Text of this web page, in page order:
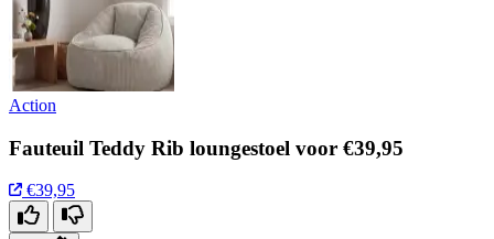
Action
Fauteuil Teddy Rib loungestoel voor €39,95
€39,95